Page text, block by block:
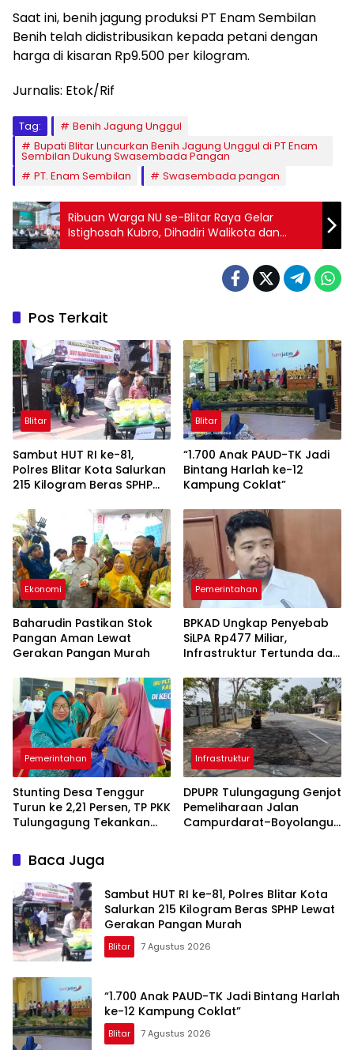
Saat ini, benih jagung produksi PT Enam Sembilan
Benih telah didistribusikan kepada petani dengan
harga di kisaran Rp9.500 per kilogram.
Jurnalis: Etok/Rif
Tag:
Benih Jagung Unggul
Bupati Blitar Luncurkan Benih Jagung Unggul di PT Enam
Sembilan Dukung Swasembada Pangan
PT. Enam Sembilan
Swasembada pangan
Ribuan Warga NU se-Blitar Raya Gelar
Istighosah Kubro, Dihadiri Walikota dan
Bupati
Pos Terkait
Blitar
Sambut HUT RI ke-81,
Polres Blitar Kota Salurkan
215 Kilogram Beras SPHP
Murah
Blitar
“1.700 Anak PAUD-TK Jadi
Bintang Harlah ke-12
Kampung Coklat”
Ekonomi
Baharudin Pastikan Stok
Pangan Aman Lewat
Gerakan Pangan Murah
Pemerintahan
BPKAD Ungkap Penyebab
SiLPA Rp477 Miliar,
Infrastruktur Tertunda dan
Pemerintahan
Stunting Desa Tenggur
Turun ke 2,21 Persen, TP PKK
Tulungagung Tekankan
Berkelanjutan
Infrastruktur
DPUPR Tulungagung Genjot
Pemeliharaan Jalan
Campurdarat–Boyolangu,
Baca Juga
Sambut HUT RI ke-81, Polres Blitar Kota
Salurkan 215 Kilogram Beras SPHP Lewat
Gerakan Pangan Murah
Blitar 7 Agustus 2026
“1.700 Anak PAUD-TK Jadi Bintang Harlah
ke-12 Kampung Coklat”
Blitar 7 Agustus 2026